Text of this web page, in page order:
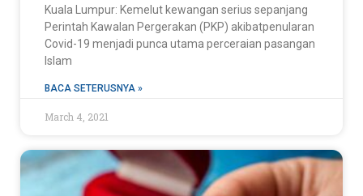
Kuala Lumpur: Kemelut kewangan serius sepanjang
Perintah Kawalan Pergerakan (PKP) akibatpenularan
Covid-19 menjadi punca utama perceraian pasangan
Islam
BACA SETERUSNYA »
March 4, 2021